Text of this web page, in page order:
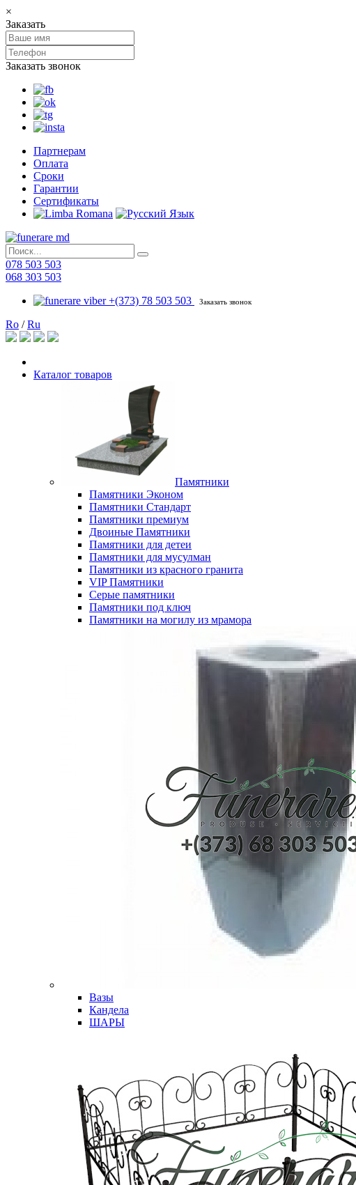
×
Заказать
Заказать звонок
Партнерам
Оплата
Сроки
Гарантии
Сертификаты
078 503 503
068 303 503
+(373) 78 503 503
Заказать звонок
Ro /Ru
Каталог товаров
Памятники
Памятники Эконом
Памятники Стандарт
Памятники премиум
Двоиные Памятники
Памятники для детеи
Памятники для мусулман
Памятники из красного гранита
VIP Памятники
Серые памятники
Памятники под ключ
Памятники на могилу из мрамора
Вазы
Кандела
ШАРЫ